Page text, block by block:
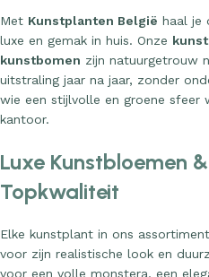
Met Kunstplanten België haal je
luxe en gemak in huis. Onze
kunstbomen zijn natuurgetrouw
uitstraling jaar na jaar, zonder
wie een stijlvolle en groene sfeer
kantoor.
Luxe Kunstbloemen
Topkwaliteit
Elke kunstplant in ons
voor zijn realistische look en
voor een volle monstera, een